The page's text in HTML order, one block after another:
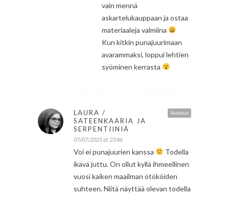
vain mennä
askartelukauppaan ja ostaa
materiaaleja valmiina
Kun kitkin punajuurimaan
avarammaksi, loppui lehtien
syöminen kerrasta
Vastaus
LAURA /
SATEENKAARIA JA
SERPENTIINIÄ
07/07/2021 at 23:46
Voi ei punajuurien kanssa
Todella
ikävä juttu. On ollut kyllä ihmeellinen
vuosi kaiken maailman ötököiden
suhteen. Niitä näyttää olevan todella